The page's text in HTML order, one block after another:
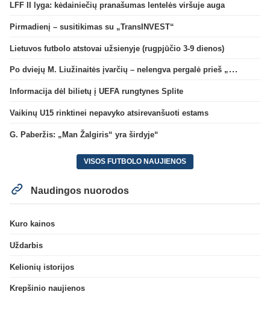
LFF II lyga: kėdainiečių pranašumas lentelės viršuje auga
Pirmadienį – susitikimas su „TransINVEST“
Lietuvos futbolo atstovai užsienyje (rugpjūčio 3-9 dienos)
Po dviejų M. Liužinaitės įvarčių – nelengva pergalė prieš „Bangą“
Informacija dėl bilietų į UEFA rungtynes Splite
Vaikinų U15 rinktinei nepavyko atsirevanšuoti estams
G. Paberžis: „Man Žalgiris“ yra širdyje“
VISOS FUTBOLO NAUJIENOS
Naudingos nuorodos
Kuro kainos
Uždarbis
Kelionių istorijos
Krepšinio naujienos